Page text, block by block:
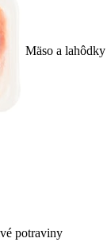
Mäso a lahôdky
potraviny